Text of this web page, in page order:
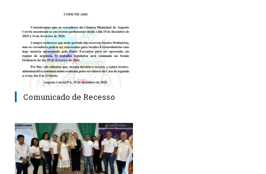
Comunicado de Recesso